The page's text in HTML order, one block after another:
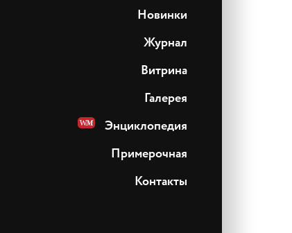
Новинки
Журнал
Галерея
Витрина
Энциклопедия
Примерочная
Контакты